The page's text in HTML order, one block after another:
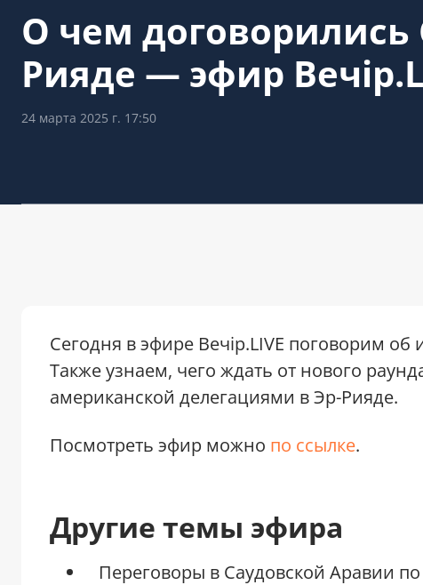
О чем
Рияде — эфир
24 марта 2025 г. 17:50
Сегодня в эфире Вечір.LIVE поговорим
Также узнаем, чего ждать от нового
американской делегациями в Эр-Рияде.
Посмотреть эфир можно по ссылке.
Другие темы эфира
Переговоры в Саудовской Аравии